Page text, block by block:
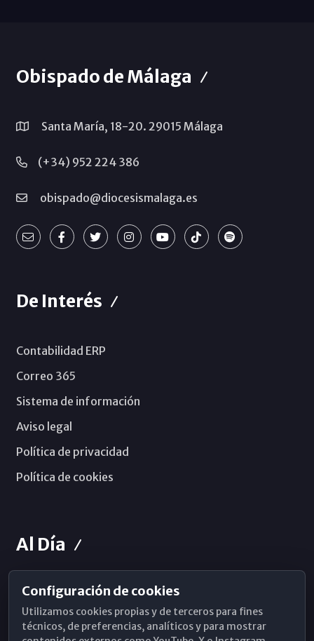
Obispado de Málaga
Santa María, 18-20. 29015 Málaga
(+34) 952 224 386
obispado@diocesismalaga.es
De Interés
Contabilidad ERP
Correo 365
Sistema de información
Aviso legal
Política de privacidad
Política de cookies
Al Día
Horarios de Misa
Hemeroteca
Configuración de cookies
Utilizamos cookies propias y de terceros para fines
técnicos, de preferencias, analíticos y para mostrar